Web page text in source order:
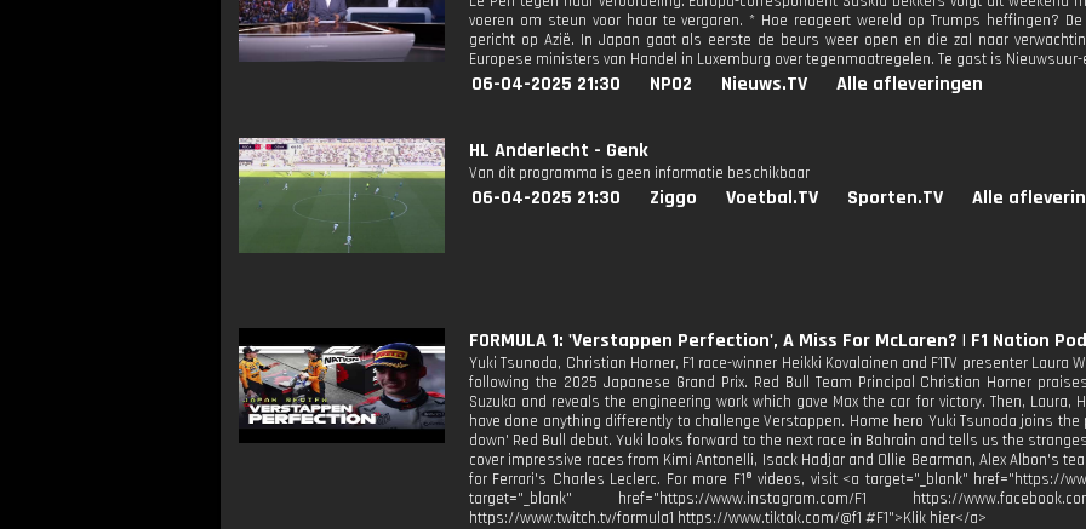
voeren om steun voor haar te vergaren. * Hoe reageert wereld op Trumps heffingen?
gericht op Azië. In Japan gaat als eerste de beurs weer open en die zal naar
Europese ministers van Handel in Luxemburg over tegenmaatregelen. Te gast is
06-04-2025 21:30 NPO2 Nieuws.TV Alle afleveringen
HL Anderlecht - Genk
Van dit programma is geen informatie beschikbaar
06-04-2025 21:30 Ziggo Voetbal.TV Sporten.TV Alle
FORMULA 1: 'Verstappen Perfection', A Miss For McLaren? | F1 Nation
Yuki Tsunoda, Christian Horner, F1 race-winner Heikki Kovalainen and F1TV presenter
following the 2025 Japanese Grand Prix. Red Bull Team Principal Christian Horner
Suzuka and reveals the engineering work which gave Max the car for victory. Then, Laura,
have done anything differently to challenge Verstappen. Home hero Yuki Tsunoda joins
down' Red Bull debut. Yuki looks forward to the next race in Bahrain and tells us the
cover impressive races from Kimi Antonelli, Isack Hadjar and Ollie Bearman, Alex Albon's
for Ferrari's Charles Leclerc. For more F1® videos, visit <a target="_blank" href="https://
target="_blank" href="https://www.instagram.com/F1 https://
https://www.twitch.tv/formula1 https://www.tiktok.com/@f1 #F1">Klik hier</a>